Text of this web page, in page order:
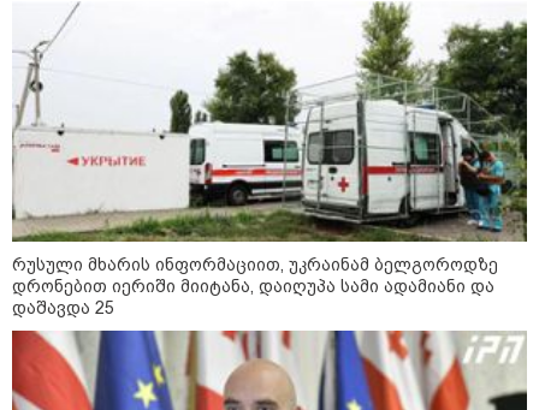
კონფლიქტები
რუსული მხარის ინფორმაციით, უკრაინამ ბელგოროდზე
დრონებით იერიში მიიტანა, დაიღუპა სამი ადამიანი და
დაშავდა 25